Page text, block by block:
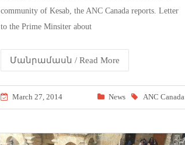
community of Kesab, the ANC Canada reports. Letter
to the Prime Minsiter about
Մանրամասն / Read More
March 27, 2014 News ANC Canada